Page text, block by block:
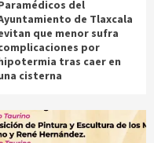
del
de Tlaxcala
que menor sufra
por
tras caer en
cisterna